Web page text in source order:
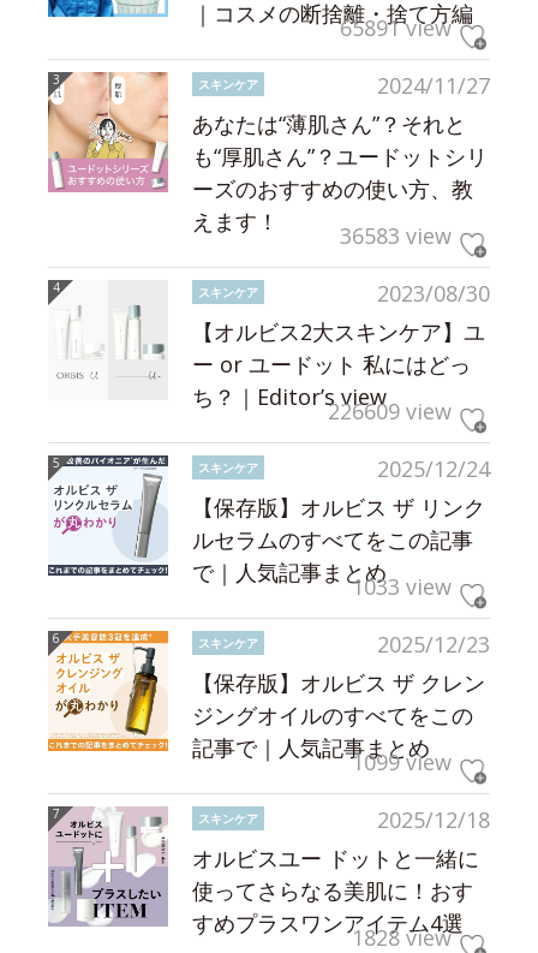
｜コスメの断捨離・捨て方編
65891 view
2024/11/27
スキンケア
あなたは“薄肌さん”？それと
も“厚肌さん”？ユードットシリ
ーズのおすすめの使い方、教
えます！
36583 view
2023/08/30
スキンケア
【オルビス2大スキンケア】ユ
ー or ユードット 私にはどっ
ち？｜Editor’s view226609 view
2025/12/24
スキンケア
【保存版】オルビス ザ リンク
ルセラムのすべてをこの記事
で｜人気記事まとめ1033 view
2025/12/23
スキンケア
【保存版】オルビス ザ クレン
ジングオイルのすべてをこの
記事で｜人気記事まとめ
1099 view
2025/12/18
スキンケア
オルビスユー ドットと一緒に
使ってさらなる美肌に！おす
すめプラスワンアイテム4選
1828 view